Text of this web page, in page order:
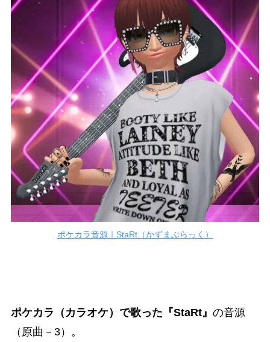
ポケカラ音源｜StaRt（かずまぶらっく）
ポケカラ（カラオケ）で歌った『StaRt』 の音源
（原曲－3）。